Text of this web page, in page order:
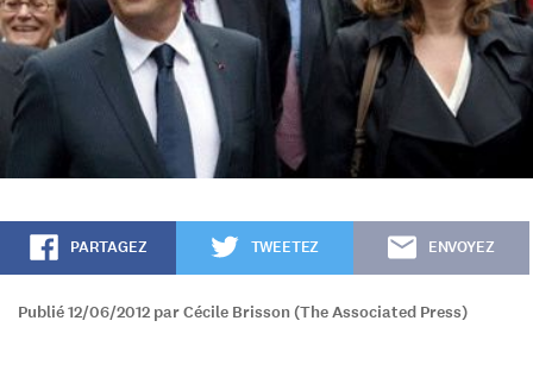
PARTAGEZ TWEETEZ ENVOYEZ
Publié 12/06/2012 par Cécile Brisson (The Associated Press)